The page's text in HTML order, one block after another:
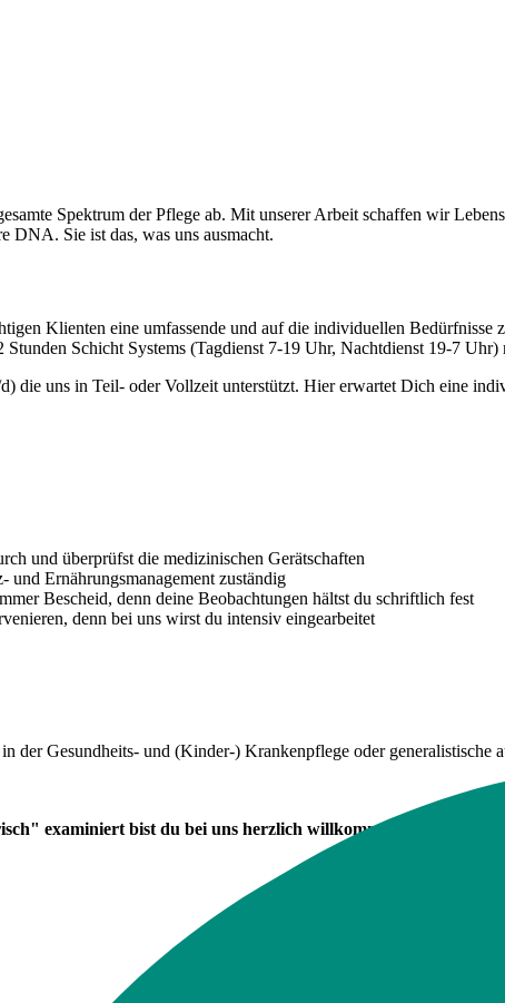
Spektrum der Pflege ab. Mit unserer Arbeit schaffen wir
DNA. Sie ist das, was uns ausmacht.
Klienten eine umfassende und auf die individuellen Bedürfnisse
Schicht Systems (Tagdienst 7-19 Uhr, Nachtdienst 19-7 Uhr)
die uns in Teil- oder Vollzeit unterstützt. Hier erwartet Dich eine
und überprüfst die medizinischen Gerätschaften
Ernährungsmanagement zuständig
Bescheid, denn deine Beobachtungen hältst du schriftlich fest
denn bei uns wirst du intensiv eingearbeitet
der Gesundheits- und (Kinder-) Krankenpflege oder generalistische
examiniert bist du bei uns herzlich willkommen! Eine